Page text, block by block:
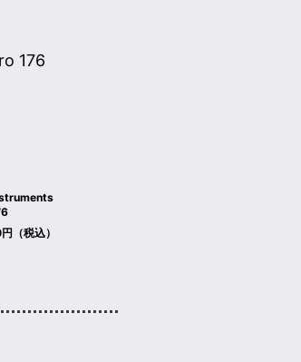
（税込）